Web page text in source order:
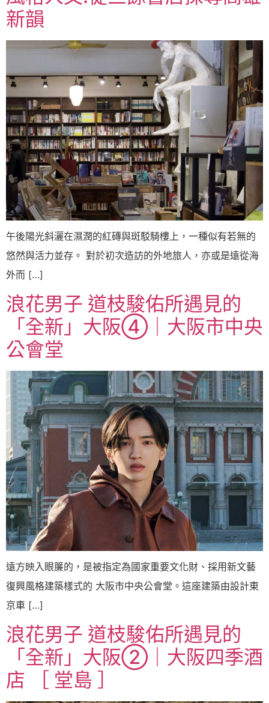
新韻
午後陽光斜灑在濕潤的紅磚與斑駁騎樓上，一種似有若無的
悠然與活力並存。 對於初次造訪的外地旅人，亦或是遠從海
外而 […]
浪花男子 道枝駿佑所遇見的
「全新」大阪④｜大阪市中央
公會堂
遠方映入眼簾的，是被指定為國家重要文化財、採用新文藝
復興風格建築樣式的 大阪市中央公會堂。這座建築由設計東
京車 […]
浪花男子 道枝駿佑所遇見的
「全新」大阪②｜大阪四季酒
店 ［ 堂島 ］